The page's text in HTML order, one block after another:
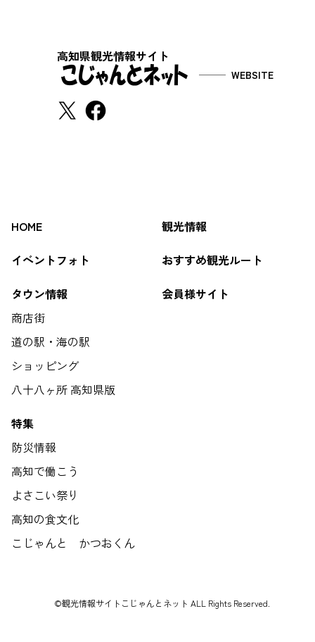
高知県観光情報サイト
WEBSITE
HOME
観光情報
イベントフォト
おすすめ観光ルート
タウン情報
商店街
道の駅・海の駅
ショッピング
八十八ヶ所 高知県版
会員様サイト
特集
防災情報
高知で働こう
よさこい祭り
高知の食文化
こじゃんと かつおくん
©観光情報サイトこじゃんとネット ALL Rights Reserved.